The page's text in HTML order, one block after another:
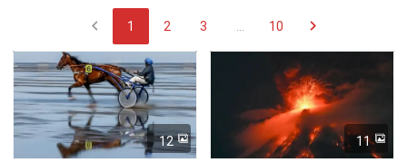
chevron_left 1 2 3 10 chevron_right
12 11